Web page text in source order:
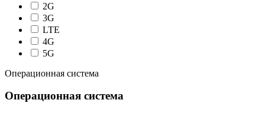
2G
3G
LTE
4G
5G
Операционная система
Операционная система